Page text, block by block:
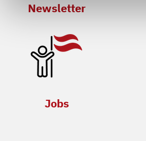
Newsletter
Jobs